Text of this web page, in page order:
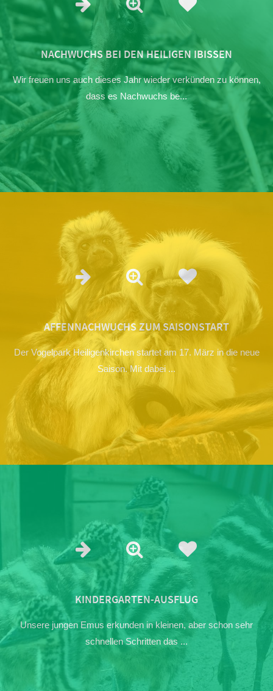
NACHWUCHS BEI DEN HEILIGEN IBISSEN
Wir freuen uns auch dieses Jahr wieder verkünden zu können,
dass es Nachwuchs be...
AFFENNACHWUCHS ZUM SAISONSTART
Der Vogelpark Heiligenkirchen startet am 17. März in die neue
Saison. Mit dabei ...
KINDERGARTEN-AUSFLUG
Unsere jungen Emus erkunden in kleinen, aber schon sehr
schnellen Schritten das ...